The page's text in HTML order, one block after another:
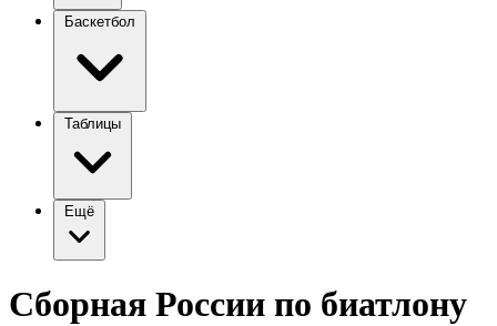
Баскетбол
Таблицы
Ещё
Сборная России по биатлону